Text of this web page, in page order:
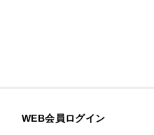
WEB会員ログイン